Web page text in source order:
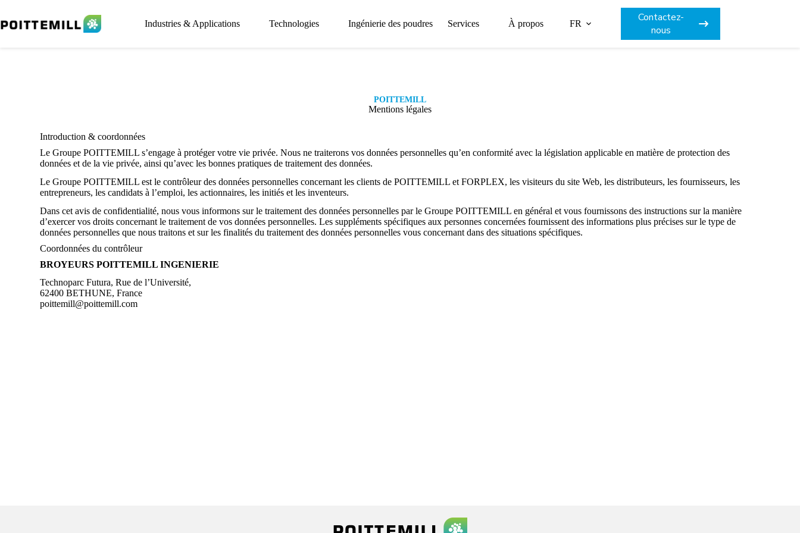
Industries & Applications Technologies Ingénierie des poudres Services À propos FR
Contactez-
nous
POITTEMILL
Mentions légales
Introduction & coordonnées
Le Groupe POITTEMILL s’engage à protéger votre vie privée. Nous ne traiterons vos données personnelles qu’en conformité avec la législation applicable en matière de protection des
données et de la vie privée, ainsi qu’avec les bonnes pratiques de traitement des données.
Le Groupe POITTEMILL est le contrôleur des données personnelles concernant les clients de POITTEMILL et FORPLEX, les visiteurs du site Web, les distributeurs, les fournisseurs, les
entrepreneurs, les candidats à l’emploi, les actionnaires, les initiés et les inventeurs.
Dans cet avis de confidentialité, nous vous informons sur le traitement des données personnelles par le Groupe POITTEMILL en général et vous fournissons des instructions sur la manière
d’exercer vos droits concernant le traitement de vos données personnelles. Les suppléments spécifiques aux personnes concernées fournissent des informations plus précises sur le type de
données personnelles que nous traitons et sur les finalités du traitement des données personnelles vous concernant dans des situations spécifiques.
Coordonnées du contrôleur
BROYEURS POITTEMILL INGENIERIE
Technoparc Futura, Rue de l’Université,
62400 BETHUNE, France
poittemill@poittemill.com